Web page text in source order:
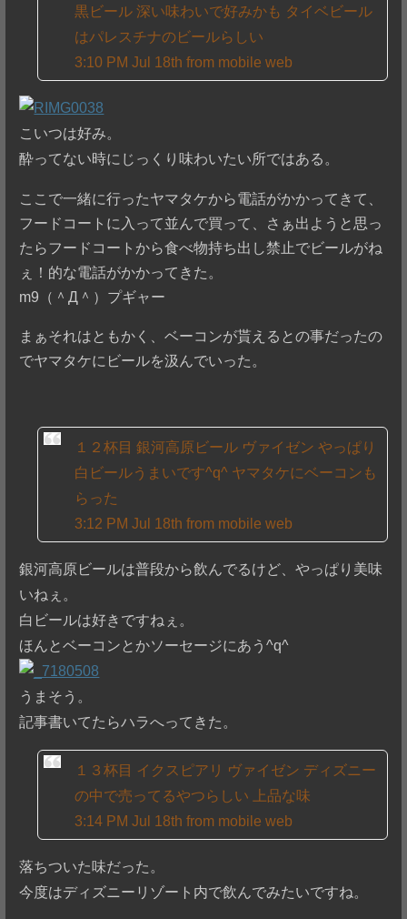
黒ビール 深い味わいで好みかも タイベビール
はパレスチナのビールらしい
3:10 PM Jul 18th from mobile web
こいつは好み。
酔ってない時にじっくり味わいたい所ではある。
ここで一緒に行ったヤマタケから電話がかかってきて、
フードコートに入って並んで買って、さぁ出ようと思っ
たらフードコートから食べ物持ち出し禁止でビールがね
ぇ！的な電話がかかってきた。
m9（＾Д＾）プギャー
まぁそれはともかく、ベーコンが貰えるとの事だったの
でヤマタケにビールを汲んでいった。
１２杯目 銀河高原ビール ヴァイゼン やっぱり
白ビールうまいです^q^ ヤマタケにベーコンも
らった
3:12 PM Jul 18th from mobile web
銀河高原ビールは普段から飲んでるけど、やっぱり美味
いねぇ。
白ビールは好きですねぇ。
ほんとベーコンとかソーセージにあう^q^
うまそう。
記事書いてたらハラへってきた。
１３杯目 イクスピアリ ヴァイゼン ディズニー
の中で売ってるやつらしい 上品な味
3:14 PM Jul 18th from mobile web
落ちついた味だった。
今度はディズニーリゾート内で飲んでみたいですね。